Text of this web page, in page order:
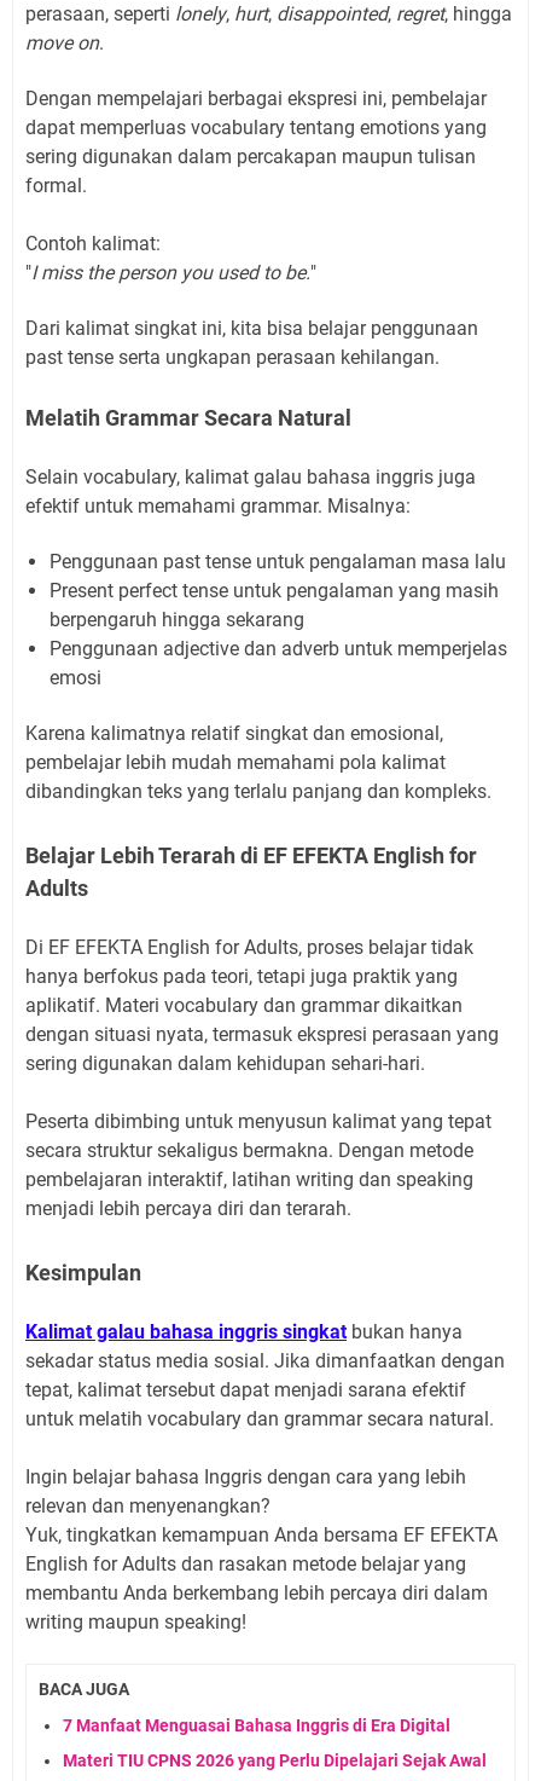
perasaan, seperti lonely, hurt, disappointed, regret, hingga
move on.
Dengan mempelajari berbagai ekspresi ini, pembelajar
dapat memperluas vocabulary tentang emotions yang
sering digunakan dalam percakapan maupun tulisan
formal.
Contoh kalimat:
"I miss the person you used to be."
Dari kalimat singkat ini, kita bisa belajar penggunaan
past tense serta ungkapan perasaan kehilangan.
Melatih Grammar Secara Natural
Selain vocabulary, kalimat galau bahasa inggris juga
efektif untuk memahami grammar. Misalnya:
Penggunaan past tense untuk pengalaman masa lalu
Present perfect tense untuk pengalaman yang masih
berpengaruh hingga sekarang
Penggunaan adjective dan adverb untuk memperjelas
emosi
Karena kalimatnya relatif singkat dan emosional,
pembelajar lebih mudah memahami pola kalimat
dibandingkan teks yang terlalu panjang dan kompleks.
Belajar Lebih Terarah di EF EFEKTA English for
Adults
Di EF EFEKTA English for Adults, proses belajar tidak
hanya berfokus pada teori, tetapi juga praktik yang
aplikatif. Materi vocabulary dan grammar dikaitkan
dengan situasi nyata, termasuk ekspresi perasaan yang
sering digunakan dalam kehidupan sehari-hari.
Peserta dibimbing untuk menyusun kalimat yang tepat
secara struktur sekaligus bermakna. Dengan metode
pembelajaran interaktif, latihan writing dan speaking
menjadi lebih percaya diri dan terarah.
Kesimpulan
Kalimat galau bahasa inggris singkatbukan hanya
sekadar status media sosial. Jika dimanfaatkan dengan
tepat, kalimat tersebut dapat menjadi sarana efektif
untuk melatih vocabulary dan grammar secara natural.
Ingin belajar bahasa Inggris dengan cara yang lebih
relevan dan menyenangkan?
Yuk, tingkatkan kemampuan Anda bersama EF EFEKTA
English for Adults dan rasakan metode belajar yang
membantu Anda berkembang lebih percaya diri dalam
writing maupun speaking!
BACA JUGA
7 Manfaat Menguasai Bahasa Inggris di Era Digital
Materi TIU CPNS 2026 yang Perlu Dipelajari Sejak Awal